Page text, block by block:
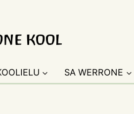
KOOL
SA WERRONE